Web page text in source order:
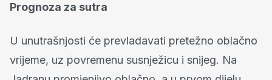
Prognoza za sutra
U unutrašnjosti će prevladavati pretežno oblačno
vrijeme, uz povremenu susnježicu i snijeg. Na